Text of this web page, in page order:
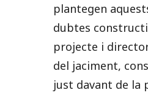
plantegen
dubtes
projecte i
del jaciment,
just davant de la